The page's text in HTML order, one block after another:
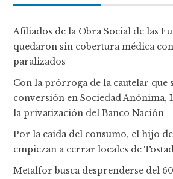
Afiliados de la Obra Social de las
quedaron sin cobertura médica
paralizados
Con la prórroga de la cautelar que
conversión en Sociedad Anónima,
la privatización del Banco Nación
Por la caída del consumo, el hijo
empiezan a cerrar locales de
Metalfor busca desprenderse del